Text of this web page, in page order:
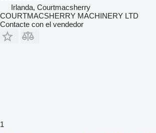
Irlanda, Courtmacsherry
COURTMACSHERRY MACHINERY LTD
Contacte con el vendedor
1